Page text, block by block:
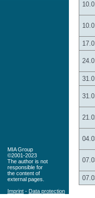
MIA Group
©2001-2023
The author is not
responsible for
the content of
external pages.
Imprint - Data protection